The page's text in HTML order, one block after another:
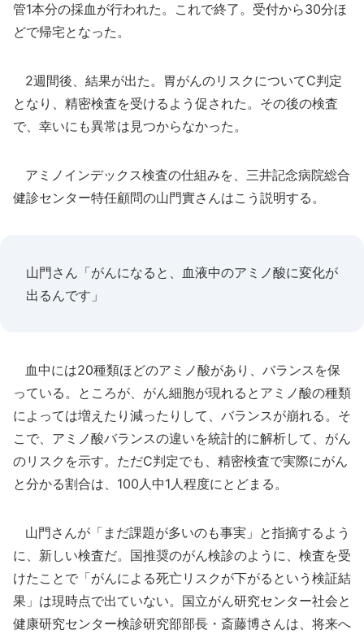
管1本分の採血が行われた。これで終了。受付から30分ほ
どで帰宅となった。
2週間後、結果が出た。胃がんのリスクについてC判定
となり、精密検査を受けるよう促された。その後の検査
で、幸いにも異常は見つからなかった。
アミノインデックス検査の仕組みを、三井記念病院総合
健診センター特任顧問の山門實さんはこう説明する。
山門さん「がんになると、血液中のアミノ酸に変化が
出るんです」
血中には20種類ほどのアミノ酸があり、バランスを保
っている。ところが、がん細胞が現れるとアミノ酸の種類
によっては増えたり減ったりして、バランスが崩れる。そ
こで、アミノ酸バランスの違いを統計的に解析して、がん
のリスクを示す。ただC判定でも、精密検査で実際にがん
と分かる割合は、100人中1人程度にとどまる。
山門さんが「まだ課題が多いのも事実」と指摘するよう
に、新しい検査だ。国推奨のがん検診のように、検査を受
けたことで「がんによる死亡リスクが下がるという検証結
果」は現時点で出ていない。国立がん研究センター社会と
健康研究センター検診研究部部長・斎藤博さんは、将来へ